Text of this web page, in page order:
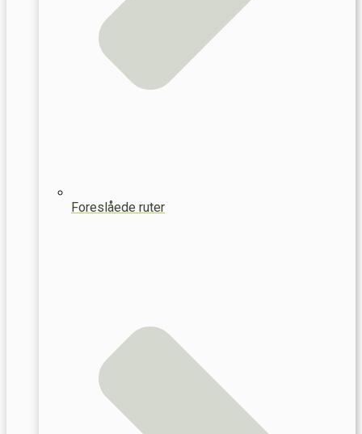
Foreslåede ruter